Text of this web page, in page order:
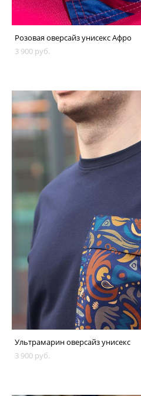
Розовая оверсайз унисекс Афро
3 900 pуб.
Ультрамарин оверсайз унисекс
3 900 pуб.